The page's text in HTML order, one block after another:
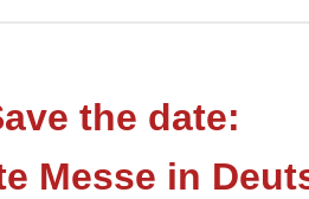
the date:
Messe in